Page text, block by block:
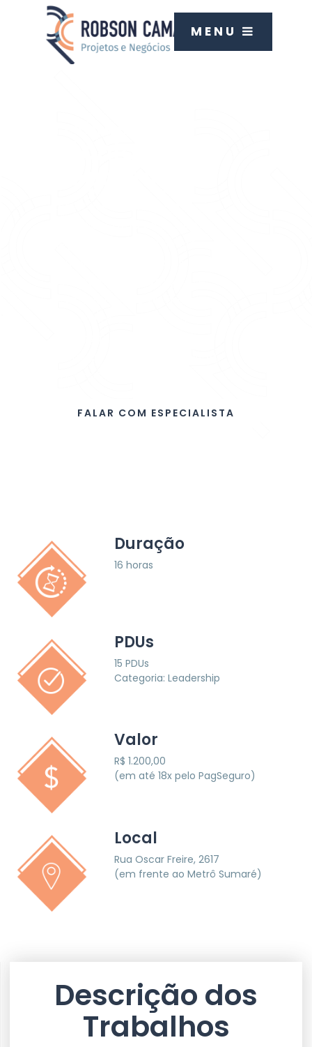
MENU
FALAR COM ESPECIALISTA
Duração
16 horas
PDUs
15 PDUs
Categoria: Leadership
Valor
R$ 1.200,00
(em até 18x pelo PagSeguro)
Local
Rua Oscar Freire, 2617
(em frente ao Metrô Sumaré)
Descrição dos
Trabalhos